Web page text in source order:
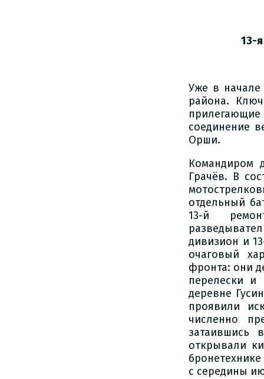
13-
Уже в начале
района.
прилегающие
соединение
Орши.
Командиром
Грачёв. В
отдельный
13-й
дивизион и
очаговый
фронта: они
перелески
деревне
проявили
численно
затаившись
открывали
с середины